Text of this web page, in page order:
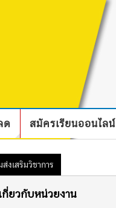
ด สมัครเรียนออนไลน์
งเสริมวิชาการ
กี่ยวกับหน่วยงาน